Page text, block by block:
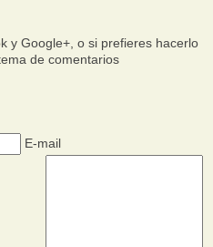
y Google+, o si prefieres hacerlo
de comentarios
E-mail